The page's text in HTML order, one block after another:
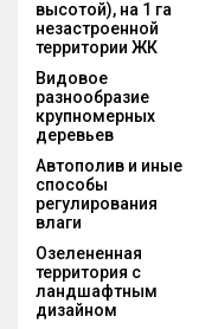
высотой), на 1 га
незастроенной
территории ЖК
Видовое
разнообразие
крупномерных
деревьев
Автополив и иные
способы
регулирования
влаги
Озелененная
территория с
ландшафтным
дизайном